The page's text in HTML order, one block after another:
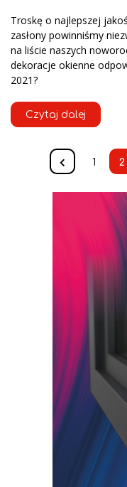
Troskę o najlepszej
zasłony powinniśmy
na liście naszych
dekoracje okienne
2021?
Czytaj dalej
1 2